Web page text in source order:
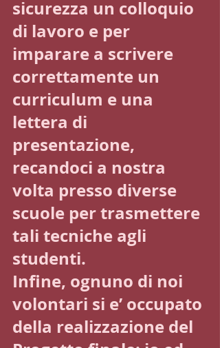
sicurezza un colloquio
di lavoro e per
imparare a scrivere
correttamente un
curriculum e una
lettera di
presentazione,
recandoci a nostra
volta presso diverse
scuole per trasmettere
tali tecniche agli
studenti.
Infine, ognuno di noi
volontari si e’ occupato
della realizzazione del